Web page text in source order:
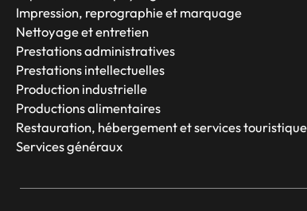
Impression, reprographie et marquage
Nettoyage et entretien
Prestations administratives
Prestations intellectuelles
Production industrielle
Productions alimentaires
Restauration, hébergement et services
Services généraux